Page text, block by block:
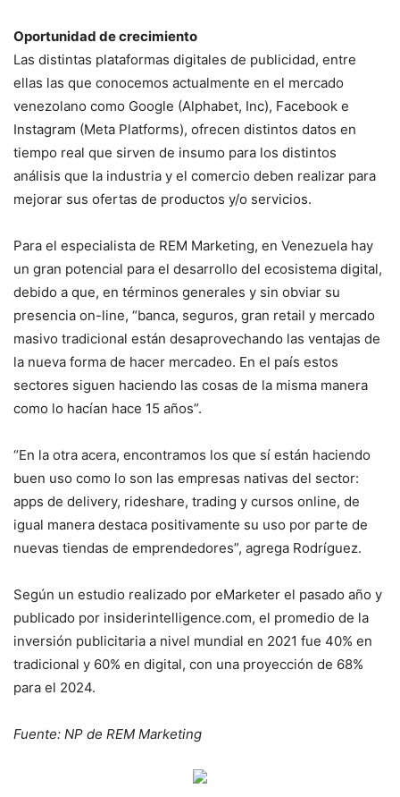
Oportunidad de crecimiento
Las distintas plataformas digitales de publicidad, entre
ellas las que conocemos actualmente en el mercado
venezolano como Google (Alphabet, Inc), Facebook e
Instagram (Meta Platforms), ofrecen distintos datos en
tiempo real que sirven de insumo para los distintos
análisis que la industria y el comercio deben realizar para
mejorar sus ofertas de productos y/o servicios.
Para el especialista de REM Marketing, en Venezuela hay
un gran potencial para el desarrollo del ecosistema digital,
debido a que, en términos generales y sin obviar su
presencia on-line, “banca, seguros, gran retail y mercado
masivo tradicional están desaprovechando las ventajas de
la nueva forma de hacer mercadeo. En el país estos
sectores siguen haciendo las cosas de la misma manera
como lo hacían hace 15 años”.
“En la otra acera, encontramos los que sí están haciendo
buen uso como lo son las empresas nativas del sector:
apps de delivery, rideshare, trading y cursos online, de
igual manera destaca positivamente su uso por parte de
nuevas tiendas de emprendedores”, agrega Rodríguez.
Según un estudio realizado por eMarketer el pasado año y
publicado por insiderintelligence.com, el promedio de la
inversión publicitaria a nivel mundial en 2021 fue 40% en
tradicional y 60% en digital, con una proyección de 68%
para el 2024.
Fuente: NP de REM Marketing